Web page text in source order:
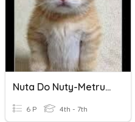
Nuta Do Nuty-Metrum
6 P 4th - 7th